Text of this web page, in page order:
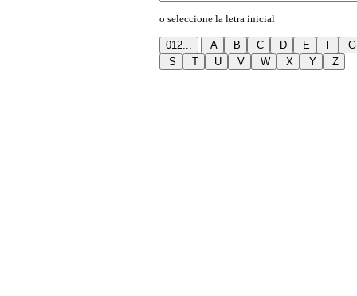
o seleccione la letra inicial